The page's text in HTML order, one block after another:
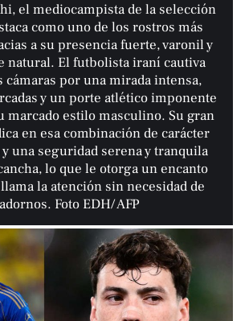
el mediocampista de la selección
como uno de los rostros más
a su presencia fuerte, varonil y
natural. El futbolista iraní cautiva
cámaras por una mirada intensa,
y un porte atlético imponente
marcado estilo masculino. Su gran
en esa combinación de carácter
una seguridad serena y tranquila
lo que le otorga un encanto
la atención sin necesidad de
adornos. Foto EDH/ AFP